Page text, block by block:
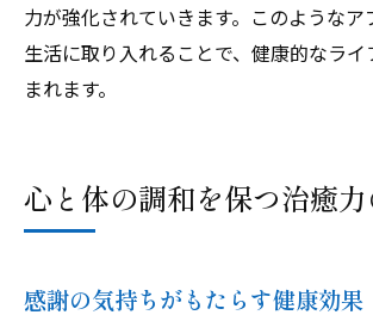
力が強化されていきます。このようなア
生活に取り入れることで、健康的なラ
まれます。
心と体の調和を保つ治癒
感謝の気持ちがもたらす健康効果